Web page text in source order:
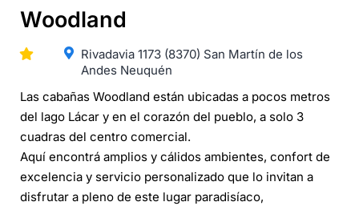
Woodland
Rivadavia 1173 (8370) San Martín de los
Andes Neuquén
Las cabañas Woodland están ubicadas a pocos metros
del lago Lácar y en el corazón del pueblo, a solo 3
cuadras del centro comercial.
Aquí encontrá amplios y cálidos ambientes, confort de
excelencia y servicio personalizado que lo invitan a
disfrutar a pleno de este lugar paradisíaco,